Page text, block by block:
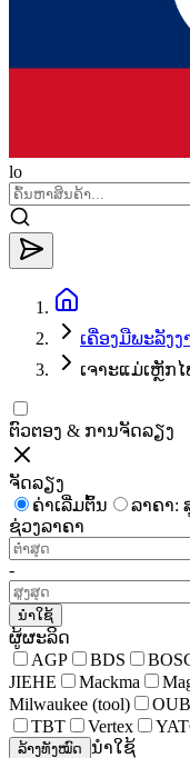
lo
ເຄື່ອງ​ມື​ພະ​ລັງ​ງ
ເຈາະແມ່ເຫຼັກ
ຕົວຕອງ & ການຈັດລຽງ
ຈັດລຽງ
ຄ່າເລີ່ມຕົ້ນ
ລາຄາ:
ຊ່ວງລາຄາ
-
ນຳໃຊ້
ຜູ້ຜະລິດ
AGP
BDS
JIEHE
Mackma
Milwaukee (tool)
TBT
Vertex
ລ້າງທັງໝົດ ນຳໃຊ້